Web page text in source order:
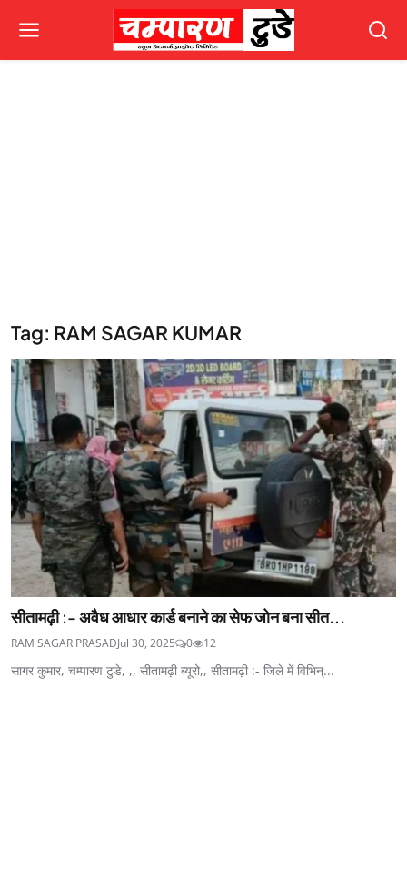
Tag: RAM SAGAR KUMAR
सीतामढ़ी :- अवैध आधार कार्ड बनाने का सेफ जोन बना सीत...
RAM SAGAR PRASADJul 30, 2025 0 12
सागर कुमार, चम्पारण टुडे, ,, सीतामढ़ी ब्यूरो,, सीतामढ़ी :- जिले में विभिन्...